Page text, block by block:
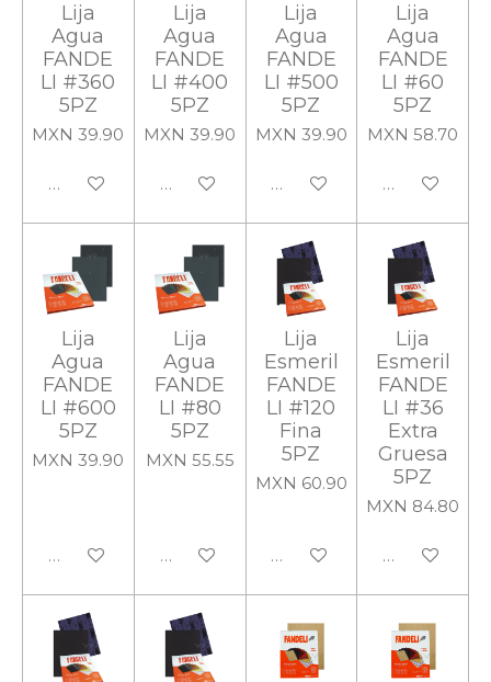
Lija
Agua
FANDE
LI #360
5PZ
MXN 39.90
Añadir al carrito
Lija
Agua
FANDE
LI #400
5PZ
MXN 39.90
Añadir al carrito
Lija
Agua
FANDE
LI #500
5PZ
MXN 39.90
Añadir al carrito
Lija
Agua
FANDE
LI #60
5PZ
MXN 58.70
Añadir al
Lija
Agua
FANDE
LI #600
5PZ
MXN 39.90
Añadir al carrito
Lija
Agua
FANDE
LI #80
5PZ
MXN 55.55
Añadir al carrito
Lija
Esmeril
FANDE
LI #120
Fina
5PZ
MXN 60.90
Añadir al carrito
Lija
Esmeril
FANDE
LI #36
Extra
Gruesa
5PZ
MXN 84.80
Añadir al